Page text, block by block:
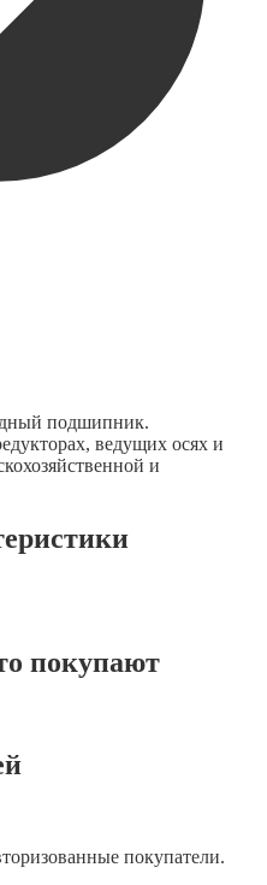
подшипник.
ведущих осях и
и
покупают
покупатели.